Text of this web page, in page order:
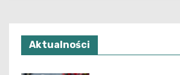
Aktualności